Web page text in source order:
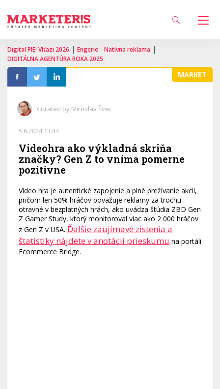
Digital PIE: Víťazi 2026 | Engerio - Natívna reklama |
DIGITÁLNA AGENTÚRA ROKA 2025
MARKET
Curated by Miroslav Švec
5.6.2024 13:44
Videohra ako výkladná skriňa
značky? Gen Z to vníma pomerne
pozitívne
Video hra je autentické zapojenie a plné prežívanie akcií,
pričom len 50% hráčov považuje reklamy za trochu
otravné v bezplatných hrách, ako uvádza štúdia ZBD Gen
Z Gamer Study, ktorý monitoroval viac ako 2 000 hráčov
z Gen Z v USA. Ďalšie zaujímavé zistenia a
štatistiky nájdete v anotácii prieskumu na portáli
Ecommerce Bridge.